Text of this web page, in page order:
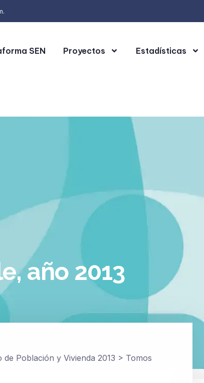
SEN Proyectos Estadísticas
año 2013
de Población y Vivienda 2013 > Tomos